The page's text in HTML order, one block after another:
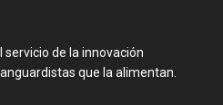
de la innovación
que la alimentan.